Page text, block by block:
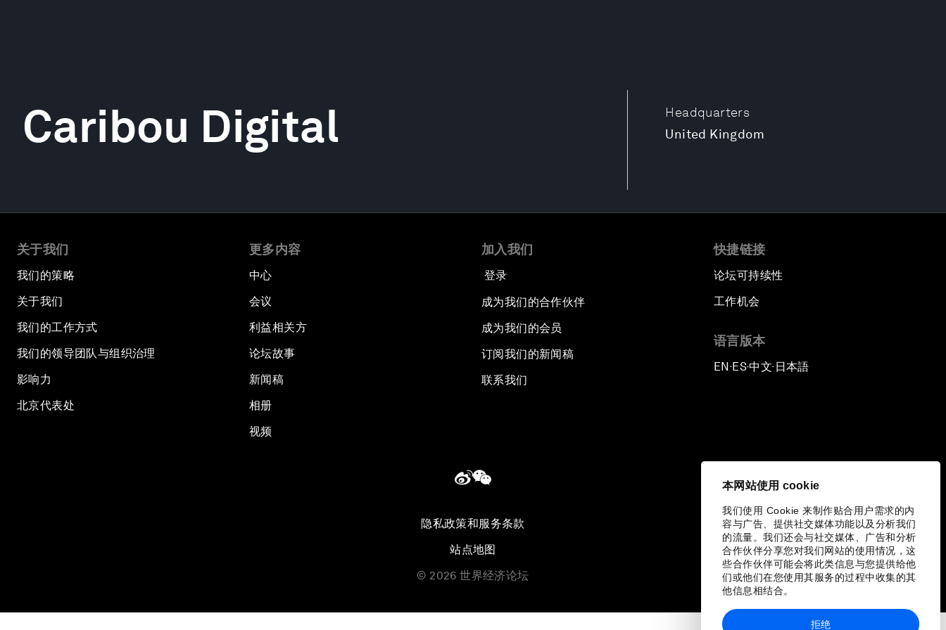
本网站使用 cookie
我们使用 Cookie 来制作贴合用户需求的内
容与广告、提供社交媒体功能以及分析我们
的流量。我们还会与社交媒体、广告和分析
合作伙伴分享您对我们网站的使用情况，这
些合作伙伴可能会将此类信息与您提供给他
们或他们在您使用其服务的过程中收集的其
他信息相结合。
拒绝
Headquarters
United Kingdom
Caribou Digital
关于我们
我们的策略
关于我们
我们的工作方式
我们的领导团队与组织治理
影响力
北京代表处
更多内容
中心
会议
利益相关方
论坛故事
新闻稿
相册
视频
加入我们
登录
成为我们的合作伙伴
成为我们的会员
订阅我们的新闻稿
联系我们
快捷链接
论坛可持续性
工作机会
语言版本
EN ▪ES▪中文▪ 日本語
隐私政策和服务条款
站点地图
© 2026 世界经济论坛